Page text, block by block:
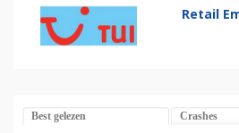
Retail
Best gelezen Crashes